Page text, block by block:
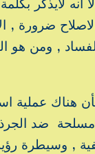
أنه لايذكر
ضرورة ,
, ومن هو
هناك عملية
مسلحة ضد
, وسيطرة